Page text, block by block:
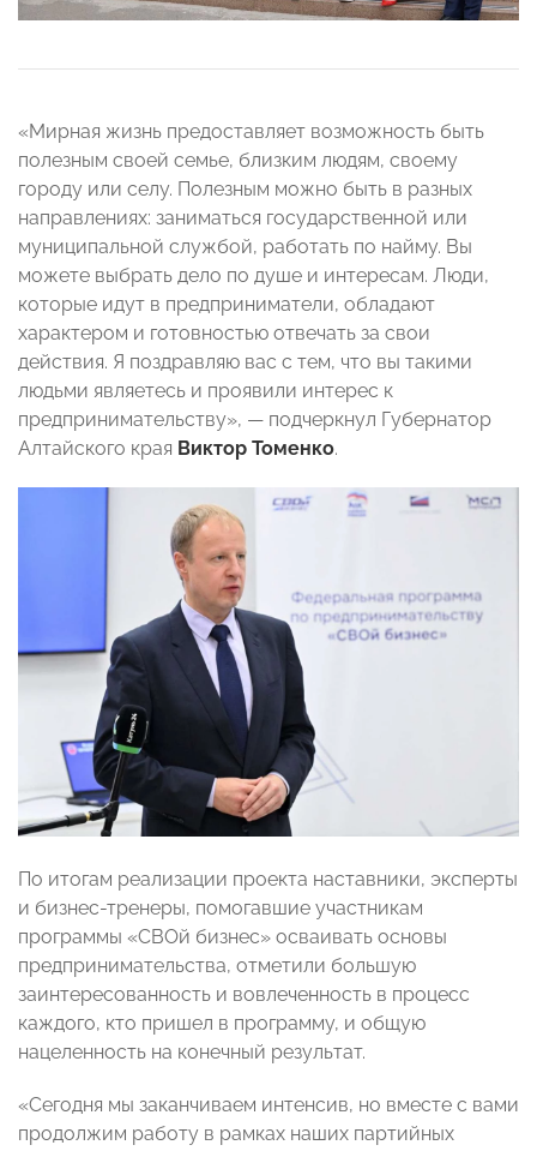
«Мирная жизнь предоставляет возможность быть
полезным своей семье, близким людям, своему
городу или селу. Полезным можно быть в разных
направлениях: заниматься государственной или
муниципальной службой, работать по найму. Вы
можете выбрать дело по душе и интересам. Люди,
которые идут в предприниматели, обладают
характером и готовностью отвечать за свои
действия. Я поздравляю вас с тем, что вы такими
людьми являетесь и проявили интерес к
предпринимательству», — подчеркнул Губернатор
Алтайского края Виктор Томенко.
По итогам реализации проекта наставники, эксперты
и бизнес-тренеры, помогавшие участникам
программы «СВОй бизнес» осваивать основы
предпринимательства, отметили большую
заинтересованность и вовлеченность в процесс
каждого, кто пришел в программу, и общую
нацеленность на конечный результат.
«Сегодня мы заканчиваем интенсив, но вместе с вами
продолжим работу в рамках наших партийных